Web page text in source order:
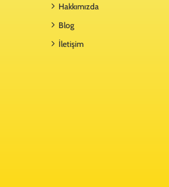
Hakkımızda
Blog
İletişim